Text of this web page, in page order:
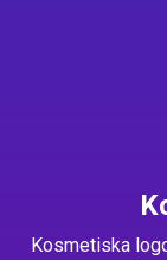
Kosmetiska